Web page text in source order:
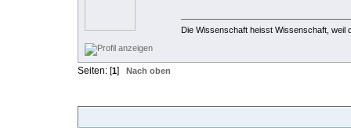
Die Wissenschaft heisst Wissenschaft, weil
Seiten: [1] Nach oben